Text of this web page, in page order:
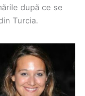
după ce se
Turcia.